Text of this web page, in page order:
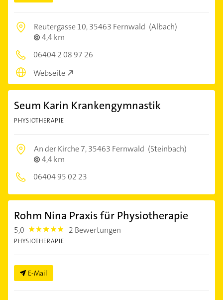
Reutergasse 10,35463 Fernwald (Albach)
4,4 km
06404 2 08 97 26
Webseite
Seum Karin Krankengymnastik
PHYSIOTHERAPIE
An der Kirche 7,35463 Fernwald (Steinbach)
4,4 km
06404 95 02 23
Rohm Nina Praxis für Physiotherapie
5,0 5.0 2 Bewertungen
PHYSIOTHERAPIE
E-Mail